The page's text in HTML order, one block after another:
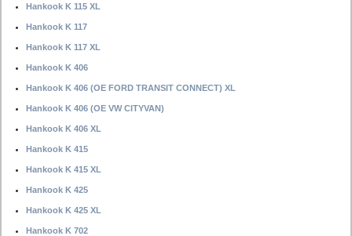
Hankook K 115 XL
Hankook K 117
Hankook K 117 XL
Hankook K 406
Hankook K 406 (OE FORD TRANSIT CONNECT) XL
Hankook K 406 (OE VW CITYVAN)
Hankook K 406 XL
Hankook K 415
Hankook K 415 XL
Hankook K 425
Hankook K 425 XL
Hankook K 702